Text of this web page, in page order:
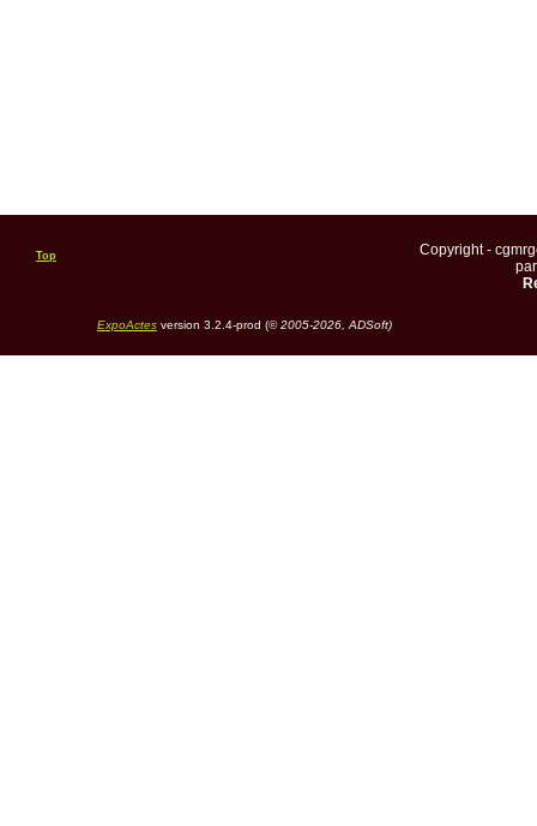
Top
Copyright -
ExpoActesversion 3.2.4-prod (©2005-2026, ADSoft)